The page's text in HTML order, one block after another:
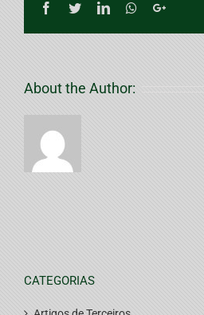
Facebook
TwitterLinkedInWhatsappGoogle+
About the Author:
CATEGORIAS